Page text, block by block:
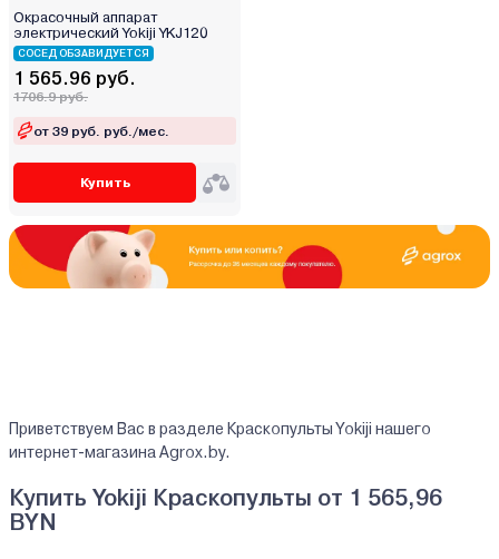
Электрический
Аккумуляторный
Пневматический
Поворотный механизм
Штуцер
Окрасочный аппарат
электрический Yokiji YKJ120
СОСЕД ОБЗАВИДУЕТСЯ
1 565.96 руб.
1706.9 руб.
от 39 руб. руб./мес.
Купить
Приветствуем Вас в разделе Краскопульты Yokiji нашего
интернет-магазина Agrox.by.
Купить Yokiji Краскопульты от 1 565,96
BYN